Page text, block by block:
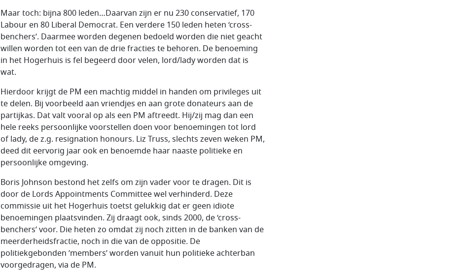
Maar toch: bijna 800 leden…Daarvan zijn er nu 230 conservatief, 170
Labour en 80 Liberal Democrat. Een verdere 150 leden heten ‘cross-
benchers’. Daarmee worden degenen bedoeld worden die niet geacht
willen worden tot een van de drie fracties te behoren. De benoeming
in het Hogerhuis is fel begeerd door velen, lord/lady worden dat is
wat.
Hierdoor krijgt de PM een machtig middel in handen om privileges uit
te delen. Bij voorbeeld aan vriendjes en aan grote donateurs aan de
partijkas. Dat valt vooral op als een PM aftreedt. Hij/zij mag dan een
hele reeks persoonlijke voorstellen doen voor benoemingen tot lord
of lady, de z.g. resignation honours. Liz Truss, slechts zeven weken PM,
deed dit eervorig jaar ook en benoemde haar naaste politieke en
persoonlijke omgeving.
Boris Johnson bestond het zelfs om zijn vader voor te dragen. Dit is
door de Lords Appointments Committee wel verhinderd. Deze
commissie uit het Hogerhuis toetst gelukkig dat er geen idiote
benoemingen plaatsvinden. Zij draagt ook, sinds 2000, de ‘cross-
benchers’ voor. Die heten zo omdat zij noch zitten in de banken van de
meerderheidsfractie, noch in die van de oppositie. De
politiekgebonden ’members’ worden vanuit hun politieke achterban
voorgedragen, via de PM.